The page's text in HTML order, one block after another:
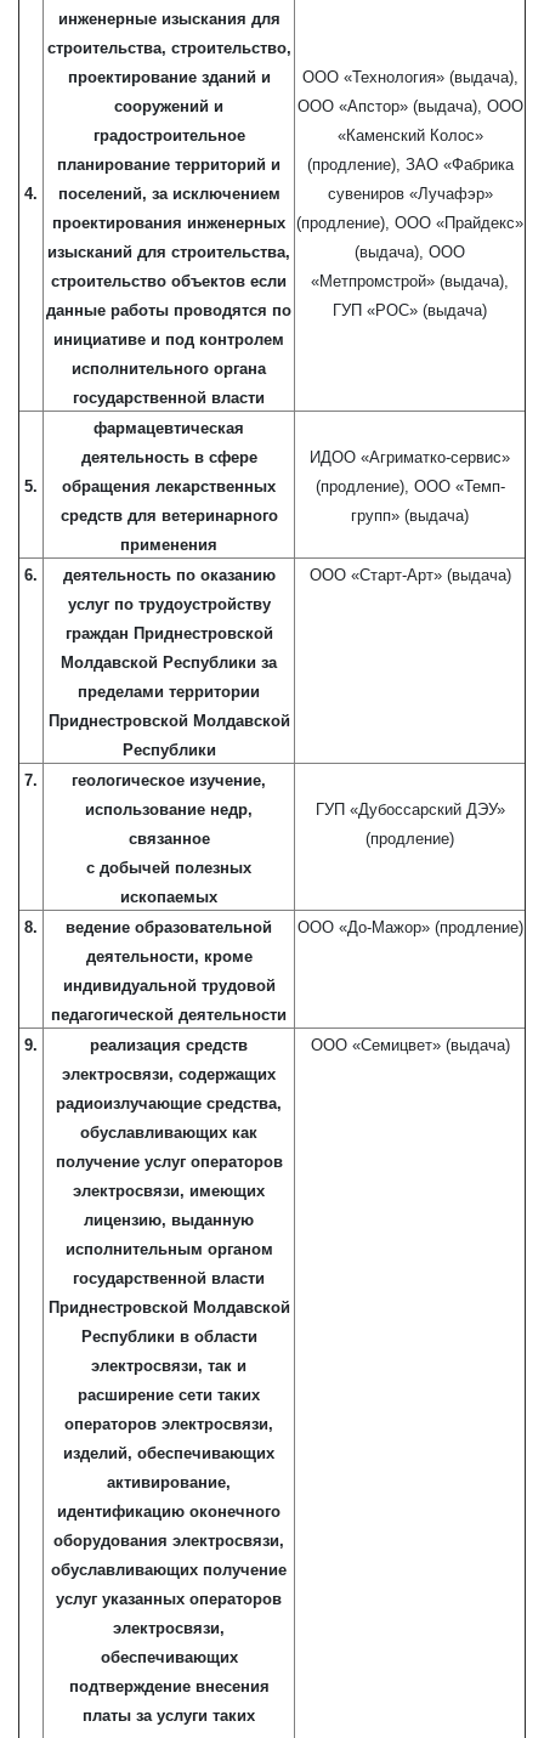
4.
инженерные изыскания для
строительства, строительство,
проектирование зданий и
сооружений и
градостроительное
планирование территорий и
поселений, за исключением
проектирования инженерных
изысканий для строительства,
строительство объектов если
данные работы проводятся по
инициативе и под контролем
исполнительного органа
государственной власти
ООО «Технология» (выдача),
ООО «Апстор» (выдача), ООО
«Каменский Колос»
(продление), ЗАО «Фабрика
сувениров «Лучафэр»
(продление), ООО «Прайдекс»
(выдача), ООО
«Метпромстрой» (выдача),
ГУП «РОС» (выдача)
5.
фармацевтическая
деятельность в сфере
обращения лекарственных
средств для ветеринарного
применения
ИДОО «Агриматко-сервис»
(продление), ООО «Темп-
групп» (выдача)
6.
деятельность по оказанию
услуг по трудоустройству
граждан Приднестровской
Молдавской Республики за
пределами территории
Приднестровской Молдавской
Республики
ООО «Старт-Арт» (выдача)
7.
геологическое изучение,
использование недр,
связанное
с добычей полезных
ископаемых
ГУП «Дубоссарский ДЭУ»
(продление)
8.
ведение образовательной
деятельности, кроме
индивидуальной трудовой
педагогической деятельности
ООО «До-Мажор» (продление)
9.
реализация средств
электросвязи, содержащих
радиоизлучающие средства,
обуславливающих как
получение услуг операторов
электросвязи, имеющих
лицензию, выданную
исполнительным органом
государственной власти
Приднестровской Молдавской
Республики в области
электросвязи, так и
расширение сети таких
операторов электросвязи,
изделий, обеспечивающих
активирование,
идентификацию оконечного
оборудования электросвязи,
обуславливающих получение
услуг указанных операторов
электросвязи,
обеспечивающих
подтверждение внесения
платы за услуги таких
ООО «Семицвет» (выдача)